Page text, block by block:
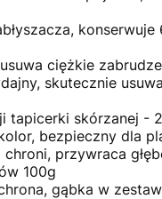
konserwuje
ciężkie
skutecznie
tapicerki skórzanej -
bezpieczny dla
przywraca
100g
gąbka w